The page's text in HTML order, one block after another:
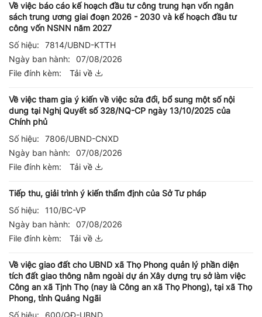
Về việc báo cáo kế hoạch đầu tư công trung hạn vốn ngân
sách trung ương giai đoạn 2026 - 2030 và kế hoạch đầu tư
công vốn NSNN năm 2027
Số hiệu:
7814/UBND-KTTH
Ngày ban hành:
07/08/2026
File đính kèm:
Tải về
Về việc tham gia ý kiến về việc sửa đổi, bổ sung một số nội
dung tại Nghị Quyết số 328/NQ-CP ngày 13/10/2025 của
Chính phủ
Số hiệu:
7806/UBND-CNXD
Ngày ban hành:
07/08/2026
File đính kèm:
Tải về
Tiếp thu, giải trình ý kiến thẩm định của Sở Tư pháp
Số hiệu:
110/BC-VP
Ngày ban hành:
07/08/2026
File đính kèm:
Tải về
Về việc giao đất cho UBND xã Thọ Phong quản lý phần diện
tích đất giao thông nằm ngoài dự án Xây dựng trụ sở làm việc
Công an xã Tịnh Thọ (nay là Công an xã Thọ Phong), tại xã Thọ
Phong, tỉnh Quảng Ngãi